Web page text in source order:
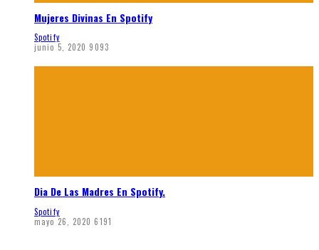
Mujeres Divinas En Spotify
Spotify
junio 5, 2020 9093
Dia De Las Madres En Spotify.
Spotify
mayo 26, 2020 6191